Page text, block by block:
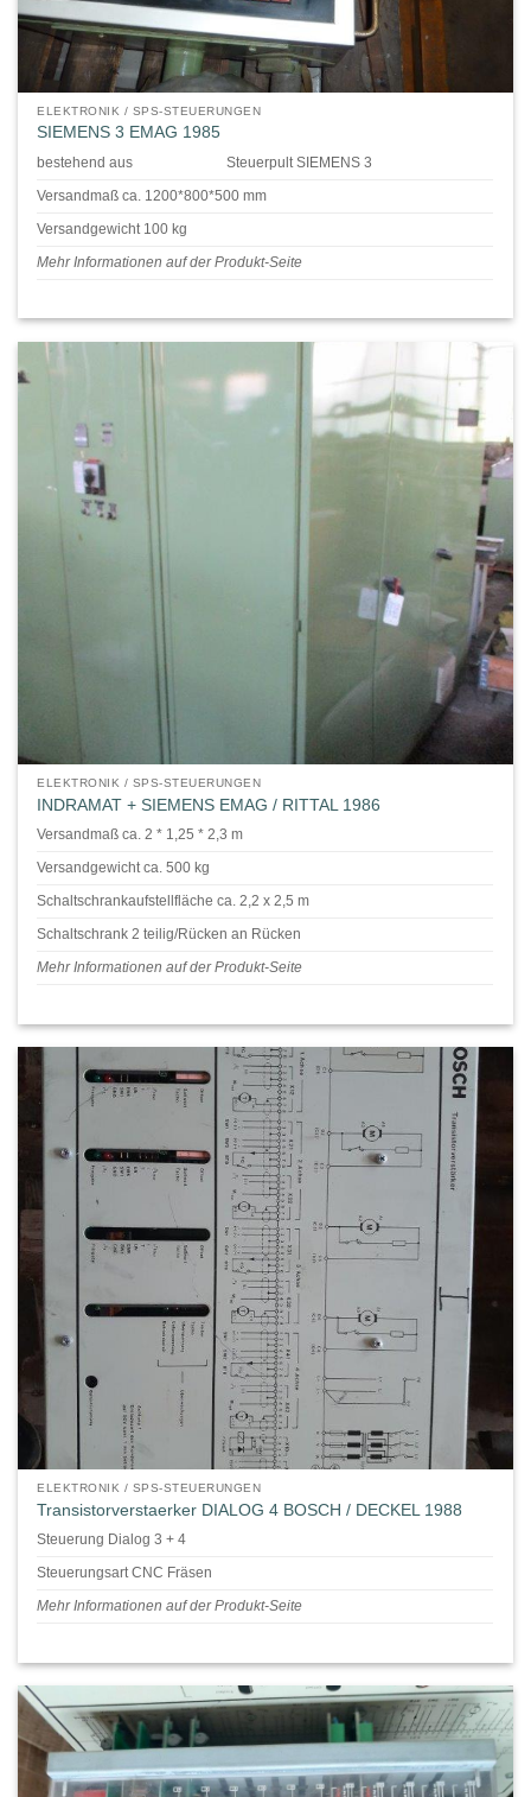
ELEKTRONIK / SPS-STEUERUNGEN
SIEMENS 3 EMAG 1985
bestehend aus
Steuerpult SIEMENS 3
Versandmaß ca. 1200*800*500 mm
Versandgewicht 100 kg
Mehr Informationen auf der Produkt-Seite
ELEKTRONIK / SPS-STEUERUNGEN
INDRAMAT + SIEMENS EMAG / RITTAL 1986
Versandmaß ca. 2 * 1,25 * 2,3 m
Versandgewicht ca. 500 kg
Schaltschrankaufstellfläche ca. 2,2 x 2,5 m
Schaltschrank 2 teilig/Rücken an Rücken
Mehr Informationen auf der Produkt-Seite
ELEKTRONIK / SPS-STEUERUNGEN
Transistorverstaerker DIALOG 4 BOSCH / DECKEL 1988
Steuerung Dialog 3 + 4
Steuerungsart CNC Fräsen
Mehr Informationen auf der Produkt-Seite